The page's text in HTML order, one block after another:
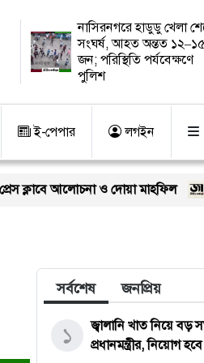
নাসিরনগরে হাডুডু খেলা
সংঘর্ষ, আহত অন্তত
জন; পরিস্থিতি পর্যবেক্ষণে
পুলিশ
ই-পেপার লগইন
ও দোয়া মাহফিল নাসিরনগরে
সর্বশেষ জনপ্রিয়
১
জ্বালানি খাত নিয়ে বড়
প্রধানমন্ত্রীর, নিয়োগ হবে